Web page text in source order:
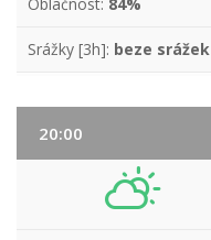
Srážky [3h]: beze srážek
20:00